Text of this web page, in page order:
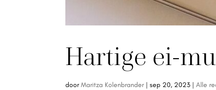
Hartige ei-
doorMaritza Kolenbrander|sep 20, 2023 |Alle